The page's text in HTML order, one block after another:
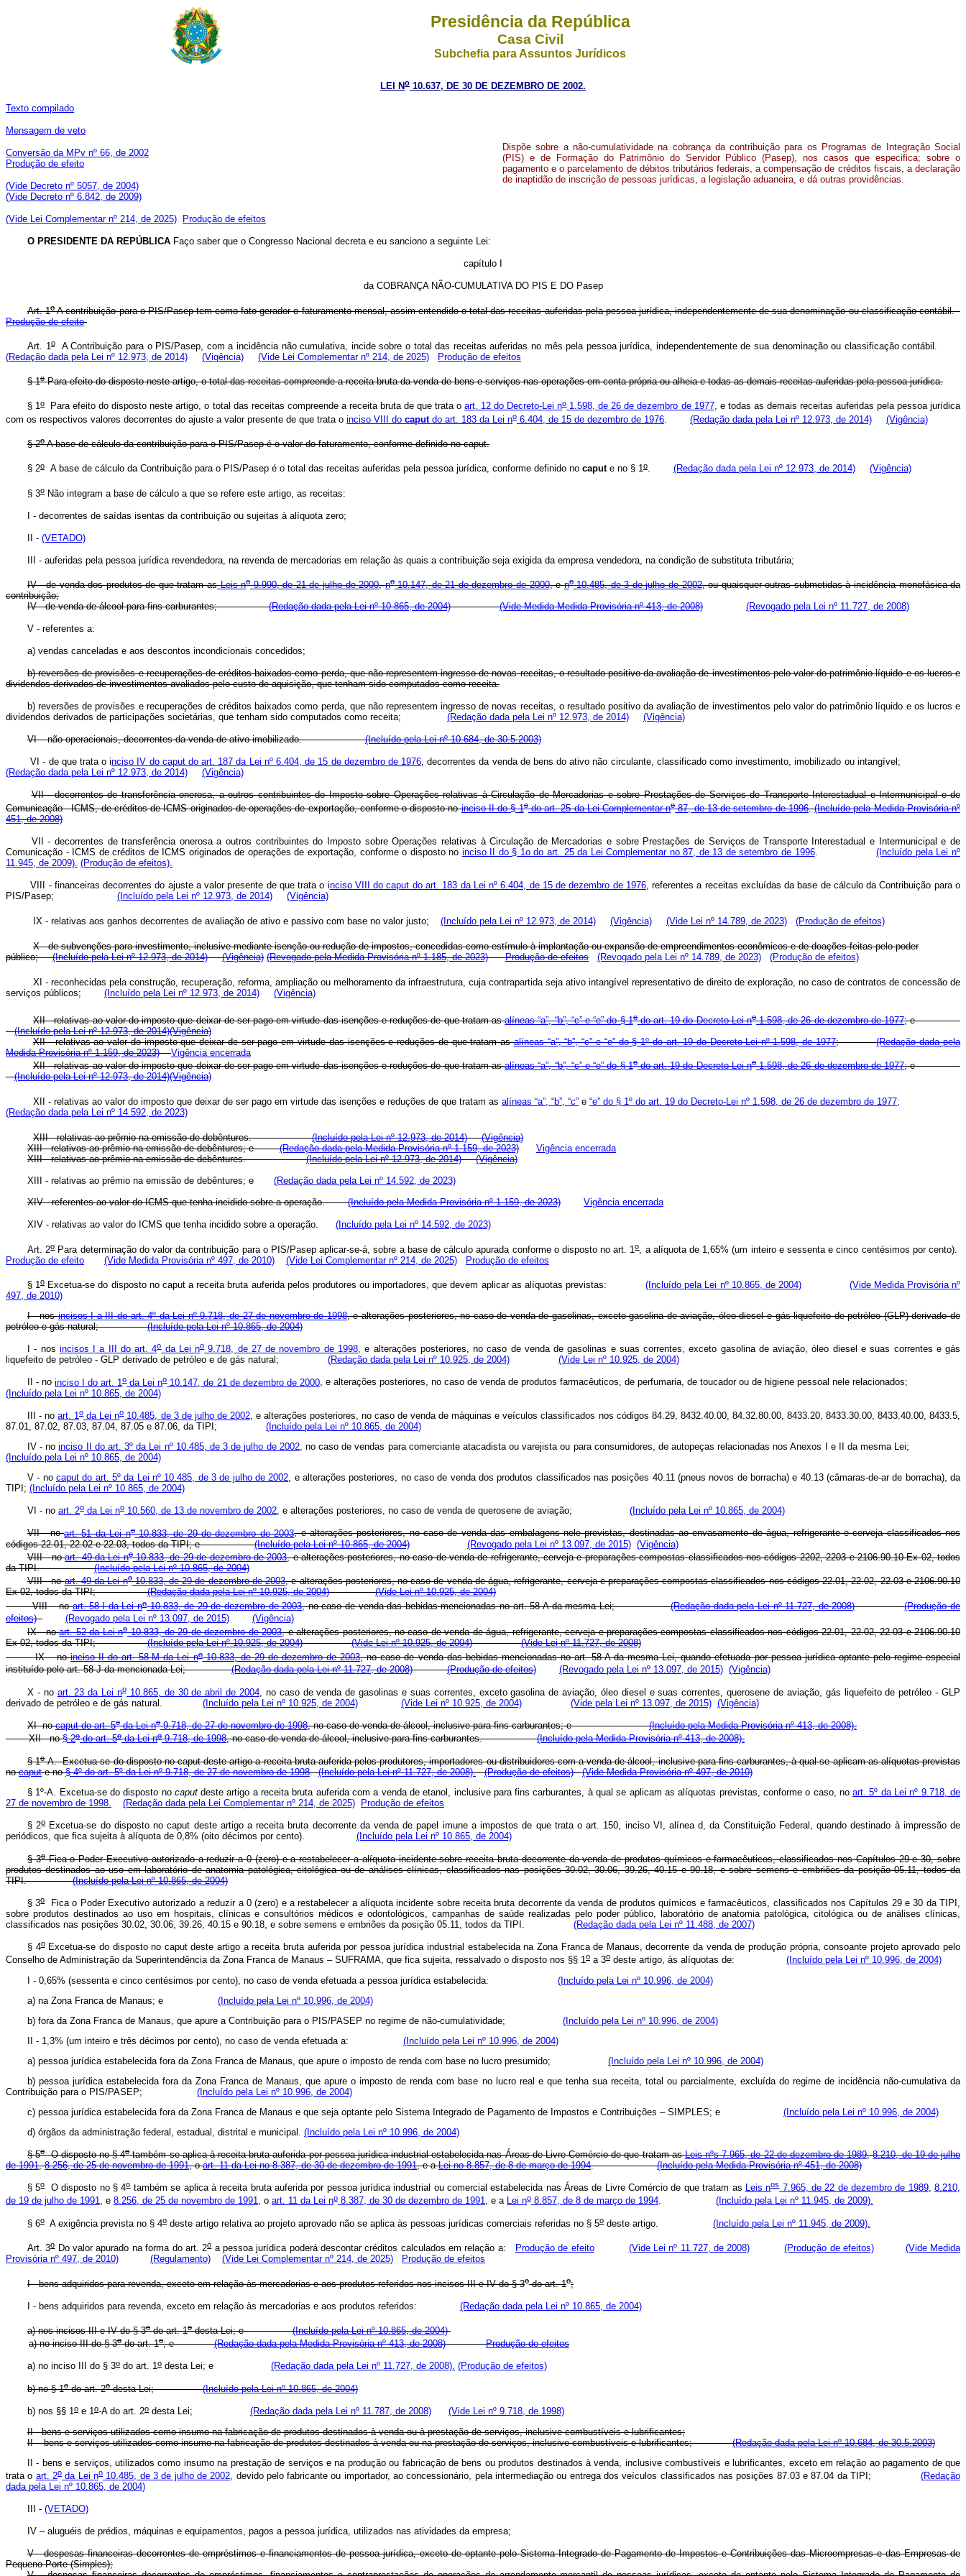
Presidência da República
Casa Civil
Subchefia para Assuntos Jurídicos
LEI No 10.637, DE 30 DE DEZEMBRO DE 2002.
Texto compilado
Mensagem de veto
Conversão da MPv nº 66, de 2002
Produção de efeito
(Vide Decreto nº 5057, de 2004)
(Vide Decreto nº 6.842, de 2009)
(Vide Lei Complementar nº 214, de 2025) Produção de efeitos
Dispõe sobre a não-cumulatividade na cobrança da contribuição para os Programas de Integração Social
(PIS) e de Formação do Patrimônio do Servidor Público (Pasep), nos casos que especifica; sobre o
pagamento e o parcelamento de débitos tributários federais, a compensação de créditos fiscais, a declaração
de inaptidão de inscrição de pessoas jurídicas, a legislação aduaneira, e dá outras providências.
O PRESIDENTE DA REPÚBLICA Faço saber que o Congresso Nacional decreta e eu sanciono a seguinte Lei:
capítulo I
da COBRANÇA NÃO-CUMULATIVA DO PIS E DO Pasep
Art. 1oA contribuição para o PIS/Pasep tem como fato gerador o faturamento mensal, assim entendido o total das receitas auferidas pela pessoa jurídica, independentemente de sua denominação ou classificação contábil.
Produção de efeito
Art. 1oA Contribuição para o PIS/Pasep, com a incidência não cumulativa, incide sobre o total das receitas auferidas no mês pela pessoa jurídica, independentemente de sua denominação ou classificação contábil.
(Redação dada pela Lei nº 12.973, de 2014)
(Vigência) (Vide Lei Complementar nº 214, de 2025) Produção de efeitos
§ 1oPara efeito do disposto neste artigo, o total das receitas compreende a receita bruta da venda de bens e serviços nas operações em conta própria ou alheia e todas as demais receitas auferidas pela pessoa jurídica.
§ 1o Para efeito do disposto neste artigo, o total das receitas compreende a receita bruta de que trata oart. 12 do Decreto-Lei no1.598, de 26 de dezembro de 1977, e todas as demais receitas auferidas pela pessoa jurídica
com os respectivos valores decorrentes do ajuste a valor presente de que trata o inciso VIII do caputdo art. 183 da Lei no 6.404, de 15 de dezembro de 1976. (Redação dada pela Lei nº 12.973, de 2014) (Vigência)
§ 2oA base de cálculo da contribuição para o PIS/Pasep é o valor do faturamento, conforme definido no caput.
§ 2o A base de cálculo da Contribuição para o PIS/Pasep é o total das receitas auferidas pela pessoa jurídica, conforme definido no capute no § 1o. (Redação dada pela Lei nº 12.973, de 2014) (Vigência)
§ 3o Não integram a base de cálculo a que se refere este artigo, as receitas:
I - decorrentes de saídas isentas da contribuição ou sujeitas à alíquota zero;
II - (VETADO)
III - auferidas pela pessoa jurídica revendedora, na revenda de mercadorias em relação às quais a contribuição seja exigida da empresa vendedora, na condição de substituta tributária;
IV - de venda dos produtos de que tratam asLeis no9.990, de 21 de julho de 2000,no10.147, de 21 de dezembro de 2000, eno10.485, de 3 de julho de 2002, ou quaisquer outras submetidas à incidência monofásica da
contribuição;
IV - de venda de álcool para fins carburantes;(Redação dada pela Lei nº 10.865, de 2004) (Vide Medida Medida Provisória nº 413, de 2008) (Revogado pela Lei nº 11.727, de 2008)
V - referentes a:
a) vendas canceladas e aos descontos incondicionais concedidos;
b) reversões de provisões e recuperações de créditos baixados como perda, que não representem ingresso de novas receitas, o resultado positivo da avaliação de investimentos pelo valor do patrimônio líquido e os lucros e
dividendos derivados de investimentos avaliados pelo custo de aquisição, que tenham sido computados como receita.
b) reversões de provisões e recuperações de créditos baixados como perda, que não representem ingresso de novas receitas, o resultado positivo da avaliação de investimentos pelo valor do patrimônio líquido e os lucros e
dividendos derivados de participações societárias, que tenham sido computados como receita; (Redação dada pela Lei nº 12.973, de 2014) (Vigência)
VI – não operacionais, decorrentes da venda de ativo imobilizado.(Incluído pela Lei nº 10.684, de 30.5.2003)
VI - de que trata o inciso IV do caput do art. 187 da Lei nº 6.404, de 15 de dezembro de 1976, decorrentes da venda de bens do ativo não circulante, classificado como investimento, imobilizado ou intangível;
(Redação dada pela Lei nº 12.973, de 2014)
(Vigência)
VII - decorrentes de transferência onerosa, a outros contribuintes do Imposto sobre Operações relativas à Circulação de Mercadorias e sobre Prestações de Serviços de Transporte Interestadual e Intermunicipal e de
Comunicação - ICMS, de créditos de ICMS originados de operações de exportação, conforme o disposto noinciso II do § 1odo art. 25 da Lei Complementar no87, de 13 de setembro de 1996.(Incluído pela Medida Provisória nº
451, de 2008)
VII - decorrentes de transferência onerosa a outros contribuintes do Imposto sobre Operações relativas à Circulação de Mercadorias e sobre Prestações de Serviços de Transporte Interestadual e Intermunicipal e de
Comunicação - ICMS de créditos de ICMS originados de operações de exportação, conforme o disposto no inciso II do § 1o do art. 25 da Lei Complementar no 87, de 13 de setembro de 1996.(Incluído pela Lei nº
11.945, de 2009). (Produção de efeitos).
VIII - financeiras decorrentes do ajuste a valor presente de que trata o inciso VIII do caput do art. 183 da Lei nº 6.404, de 15 de dezembro de 1976, referentes a receitas excluídas da base de cálculo da Contribuição para o
PIS/Pasep; (Incluído pela Lei nº 12.973, de 2014) (Vigência)
IX - relativas aos ganhos decorrentes de avaliação de ativo e passivo com base no valor justo; (Incluído pela Lei nº 12.973, de 2014) (Vigência) (Vide Lei nº 14.789, de 2023) (Produção de efeitos)
X - de subvenções para investimento, inclusive mediante isenção ou redução de impostos, concedidas como estímulo à implantação ou expansão de empreendimentos econômicos e de doações feitas pelo poder
público;(Incluído pela Lei nº 12.973, de 2014) (Vigência) (Revogado pela Medida Provisória nº 1.185, de 2023) Produção de efeitos (Revogado pela Lei nº 14.789, de 2023) (Produção de efeitos)
XI - reconhecidas pela construção, recuperação, reforma, ampliação ou melhoramento da infraestrutura, cuja contrapartida seja ativo intangível representativo de direito de exploração, no caso de contratos de concessão de
serviços públicos; (Incluído pela Lei nº 12.973, de 2014) (Vigência)
XII - relativas ao valor do imposto que deixar de ser pago em virtude das isenções e reduções de que tratam asalíneas “a”, “b”, “c” e “e” do § 1odo art. 19 do Decreto-Lei no1.598, de 26 de dezembro de 1977; e
(Incluído pela Lei nº 12.973, de 2014)(Vigência)
XII - relativas ao valor do imposto que deixar de ser pago em virtude das isenções e reduções de que tratam asalíneas “a”, “b”, “c” e “e” do § 1º do art. 19 do Decreto-Lei nº 1.598, de 1977;(Redação dada pela
Medida Provisória nº 1.159, de 2023)
Vigência encerrada
XII - relativas ao valor do imposto que deixar de ser pago em virtude das isenções e reduções de que tratam asalíneas “a”, “b”, “c” e “e” do § 1odo art. 19 do Decreto-Lei no1.598, de 26 de dezembro de 1977; e
(Incluído pela Lei nº 12.973, de 2014)(Vigência)
XII - relativas ao valor do imposto que deixar de ser pago em virtude das isenções e reduções de que tratam as alíneas “a”, “b”, “c” e “e” do § 1º do art. 19 do Decreto-Lei nº 1.598, de 26 de dezembro de 1977;
(Redação dada pela Lei nº 14.592, de 2023)
XIII - relativas ao prêmio na emissão de debêntures.(Incluído pela Lei nº 12.973, de 2014)
(Vigência)
XIII - relativas ao prêmio na emissão de debêntures; e(Redação dada pela Medida Provisória nº 1.159, de 2023)
Vigência encerrada
XIII - relativas ao prêmio na emissão de debêntures.(Incluído pela Lei nº 12.973, de 2014)
(Vigência)
XIII - relativas ao prêmio na emissão de debêntures; e (Redação dada pela Lei nº 14.592, de 2023)
XIV - referentes ao valor do ICMS que tenha incidido sobre a operação.(Incluído pela Medida Provisória nº 1.159, de 2023) Vigência encerrada
XIV - relativas ao valor do ICMS que tenha incidido sobre a operação. (Incluído pela Lei nº 14.592, de 2023)
Art. 2oPara determinação do valor da contribuição para o PIS/Pasep aplicar-se-á, sobre a base de cálculo apurada conforme o disposto no art. 1o, a alíquota de 1,65% (um inteiro e sessenta e cinco centésimos por cento).
Produção de efeito
(Vide Medida Provisória nº 497, de 2010) (Vide Lei Complementar nº 214, de 2025) Produção de efeitos
§ 1oExcetua-se do disposto no caput a receita bruta auferida pelos produtores ou importadores, que devem aplicar as alíquotas previstas:(Incluído pela Lei nº 10.865, de 2004)
(Vide Medida Provisória nº
497, de 2010)
I - nosincisos I a III do art. 4º da Lei nº 9.718, de 27 de novembro de 1998, e alterações posteriores, no caso de venda de gasolinas, exceto gasolina de aviação, óleo diesel e gás liquefeito de petróleo (GLP) derivado de
petróleo e gás natural;(Incluído pela Lei nº 10.865, de 2004)
I - nos incisos I a III do art. 4oda Lei no9.718, de 27 de novembro de 1998, e alterações posteriores, no caso de venda de gasolinas e suas correntes, exceto gasolina de aviação, óleo diesel e suas correntes e gás
liquefeito de petróleo - GLP derivado de petróleo e de gás natural; (Redação dada pela Lei nº 10.925, de 2004) (Vide Lei nº 10.925, de 2004)
II - noinciso I do art. 1oda Lei no10.147, de 21 de dezembro de 2000, e alterações posteriores, no caso de venda de produtos farmacêuticos, de perfumaria, de toucador ou de higiene pessoal nele relacionados;
(Incluído pela Lei nº 10.865, de 2004)
III - noart. 1oda Lei no10.485, de 3 de julho de 2002, e alterações posteriores, no caso de venda de máquinas e veículos classificados nos códigos 84.29, 8432.40.00, 84.32.80.00, 8433.20, 8433.30.00, 8433.40.00, 8433.5,
87.01, 87.02, 87.03, 87.04, 87.05 e 87.06, da TIPI; (Incluído pela Lei nº 10.865, de 2004)
IV - noinciso II do art. 3º da Lei nº 10.485, de 3 de julho de 2002, no caso de vendas para comerciante atacadista ou varejista ou para consumidores, de autopeças relacionadas nos Anexos I e II da mesma Lei;
(Incluído pela Lei nº 10.865, de 2004)
V - no caput do art. 5º da Lei nº 10.485, de 3 de julho de 2002, e alterações posteriores, no caso de venda dos produtos classificados nas posições 40.11 (pneus novos de borracha) e 40.13 (câmaras-de-ar de borracha), da
TIPI; (Incluído pela Lei nº 10.865, de 2004)
VI - no art. 2o da Lei no 10.560, de 13 de novembro de 2002, e alterações posteriores, no caso de venda de querosene de aviação; (Incluído pela Lei nº 10.865, de 2004)
VII - noart. 51 da Lei no10.833, de 29 de dezembro de 2003, e alterações posteriores, no caso de venda das embalagens nele previstas, destinadas ao envasamento de água, refrigerante e cerveja classificados nos
códigos 22.01, 22.02 e 22.03, todos da TIPI; e(Incluído pela Lei nº 10.865, de 2004) (Revogado pela Lei nº 13.097, de 2015) (Vigência)
VIII - noart. 49 da Lei no10.833, de 29 de dezembro de 2003, e alterações posteriores, no caso de venda de refrigerante, cerveja e preparações compostas classificados nos códigos 2202, 2203 e 2106.90.10 Ex 02, todos
da TIPI.(Incluído pela Lei nº 10.865, de 2004)
VIII - noart. 49 da Lei no10.833, de 29 de dezembro de 2003, e alterações posteriores, no caso de venda de água, refrigerante, cerveja e preparações compostas classificados nos códigos 22.01, 22.02, 22.03 e 2106.90.10
Ex 02, todos da TIPI;(Redação dada pela Lei nº 10.925, de 2004)
(Vide Lei nº 10.925, de 2004)
VIII – noart. 58-I da Lei no10.833, de 29 de dezembro de 2003, no caso de venda das bebidas mencionadas no art. 58-A da mesma Lei;(Redação dada pela Lei nº 11.727, de 2008)
(Produção de
efeitos)
(Revogado pela Lei nº 13.097, de 2015)
(Vigência)
IX - noart. 52 da Lei no10.833, de 29 de dezembro de 2003, e alterações posteriores, no caso de venda de água, refrigerante, cerveja e preparações compostas classificados nos códigos 22.01, 22.02, 22.03 e 2106.90.10
Ex 02, todos da TIPI;(Incluído pela Lei nº 10.925, de 2004) (Vide Lei nº 10.925, de 2004)
(Vide Lei nº 11.727, de 2008)
IX – noinciso II do art. 58-M da Lei no10.833, de 29 de dezembro de 2003, no caso de venda das bebidas mencionadas no art. 58-A da mesma Lei, quando efetuada por pessoa jurídica optante pelo regime especial
instituído pelo art. 58-J da mencionada Lei;(Redação dada pela Lei nº 11.727, de 2008) (Produção de efeitos) (Revogado pela Lei nº 13.097, de 2015) (Vigência)
X - no art. 23 da Lei no10.865, de 30 de abril de 2004, no caso de venda de gasolinas e suas correntes, exceto gasolina de aviação, óleo diesel e suas correntes, querosene de aviação, gás liquefeito de petróleo - GLP
derivado de petróleo e de gás natural. (Incluído pela Lei nº 10.925, de 2004) (Vide Lei nº 10.925, de 2004) (Vide pela Lei nº 13.097, de 2015) (Vigência)
XInocaput do art. 5oda Lei no9.718, de 27 de novembro de 1998, no caso de venda de álcool, inclusive para fins carburantes; e(Incluído pela Medida Provisória nº 413, de 2008).
XII - no§ 2odo art. 5oda Lei no9.718, de 1998, no caso de venda de álcool, inclusive para fins carburantes.(Incluído pela Medida Provisória nº 413, de 2008).
§ 1o-A. Excetua-se do disposto no caput deste artigo a receita bruta auferida pelos produtores, importadores ou distribuidores com a venda de álcool, inclusive para fins carburantes, à qual se aplicam as alíquotas previstas
nocapute no§ 4º do art. 5º da Lei nº 9.718, de 27 de novembro de 1998.(Incluído pela Lei nº 11.727, de 2008). (Produção de efeitos)
(Vide Medida Provisória nº 497, de 2010)
§ 1º-A. Excetua-se do disposto no caput deste artigo a receita bruta auferida com a venda de etanol, inclusive para fins carburantes, à qual se aplicam as alíquotas previstas, conforme o caso, noart. 5º da Lei nº 9.718, de
27 de novembro de 1998.
(Redação dada pela Lei Complementar nº 214, de 2025) Produção de efeitos
§ 2oExcetua-se do disposto no caput deste artigo a receita bruta decorrente da venda de papel imune a impostos de que trata o art. 150, inciso VI, alínea d, da Constituição Federal, quando destinado à impressão de
periódicos, que fica sujeita à alíquota de 0,8% (oito décimos por cento). (Incluído pela Lei nº 10.865, de 2004)
§ 3oFica o Poder Executivo autorizado a reduzir a 0 (zero) e a restabelecer a alíquota incidente sobre receita bruta decorrente da venda de produtos químicos e farmacêuticos, classificados nos Capítulos 29 e 30, sobre
produtos destinados ao uso em laboratório de anatomia patológica, citológica ou de análises clínicas, classificados nas posições 30.02, 30.06, 39.26, 40.15 e 90.18, e sobre semens e embriões da posição 05.11, todos da
TIPI.(Incluído pela Lei nº 10.865, de 2004)
§ 3oFica o Poder Executivo autorizado a reduzir a 0 (zero) e a restabelecer a alíquota incidente sobre receita bruta decorrente da venda de produtos químicos e farmacêuticos, classificados nos Capítulos 29 e 30 da TIPI,
sobre produtos destinados ao uso em hospitais, clínicas e consultórios médicos e odontológicos, campanhas de saúde realizadas pelo poder público, laboratório de anatomia patológica, citológica ou de análises clínicas,
classificados nas posições 30.02, 30.06, 39.26, 40.15 e 90.18, e sobre semens e embriões da posição 05.11, todos da TIPI. (Redação dada pela Lei nº 11.488, de 2007)
§ 4oExcetua-se do disposto no caput deste artigo a receita bruta auferida por pessoa jurídica industrial estabelecida na Zona Franca de Manaus, decorrente da venda de produção própria, consoante projeto aprovado pelo
Conselho de Administração da Superintendência da Zona Franca de Manaus – SUFRAMA, que fica sujeita, ressalvado o disposto nos §§ 1o a 3o deste artigo, às alíquotas de: (Incluído pela Lei nº 10.996, de 2004)
I - 0,65% (sessenta e cinco centésimos por cento), no caso de venda efetuada a pessoa jurídica estabelecida: (Incluído pela Lei nº 10.996, de 2004)
a) na Zona Franca de Manaus; e (Incluído pela Lei nº 10.996, de 2004)
b) fora da Zona Franca de Manaus, que apure a Contribuição para o PIS/PASEP no regime de não-cumulatividade; (Incluído pela Lei nº 10.996, de 2004)
II - 1,3% (um inteiro e três décimos por cento), no caso de venda efetuada a: (Incluído pela Lei nº 10.996, de 2004)
a) pessoa jurídica estabelecida fora da Zona Franca de Manaus, que apure o imposto de renda com base no lucro presumido; (Incluído pela Lei nº 10.996, de 2004)
b) pessoa jurídica estabelecida fora da Zona Franca de Manaus, que apure o imposto de renda com base no lucro real e que tenha sua receita, total ou parcialmente, excluída do regime de incidência não-cumulativa da
Contribuição para o PIS/PASEP; (Incluído pela Lei nº 10.996, de 2004)
c) pessoa jurídica estabelecida fora da Zona Franca de Manaus e que seja optante pelo Sistema Integrado de Pagamento de Impostos e Contribuições – SIMPLES; e (Incluído pela Lei nº 10.996, de 2004)
d) órgãos da administração federal, estadual, distrital e municipal. (Incluído pela Lei nº 10.996, de 2004)
§ 5oO disposto no § 4otambém se aplica à receita bruta auferida por pessoa jurídica industrial estabelecida nas Áreas de Livre Comércio de que tratam asLeis nºs 7.965, de 22 de dezembro de 1989,8.210, de 19 de julho
de 1991,8.256, de 25 de novembro de 1991, oart. 11 da Lei no 8.387, de 30 de dezembro de 1991, e aLei no 8.857, de 8 de março de 1994.(Incluído pela Medida Provisória nº 451, de 2008)
§ 5oO disposto no § 4otambém se aplica à receita bruta auferida por pessoa jurídica industrial ou comercial estabelecida nas Áreas de Livre Comércio de que tratam as Leis nos7.965, de 22 de dezembro de 1989,8.210,
de 19 de julho de 1991, e 8.256, de 25 de novembro de 1991, o art. 11 da Lei no 8.387, de 30 de dezembro de 1991, e a Lei no 8.857, de 8 de março de 1994. (Incluído pela Lei nº 11.945, de 2009).
§ 6o A exigência prevista no § 4o deste artigo relativa ao projeto aprovado não se aplica às pessoas jurídicas comerciais referidas no § 5o deste artigo. (Incluído pela Lei nº 11.945, de 2009).
Art. 3oDo valor apurado na forma do art. 2oa pessoa jurídica poderá descontar créditos calculados em relação a: Produção de efeito (Vide Lei nº 11.727, de 2008) (Produção de efeitos)
(Vide Medida
Provisória nº 497, de 2010)
(Regulamento) (Vide Lei Complementar nº 214, de 2025) Produção de efeitos
I - bens adquiridos para revenda, exceto em relação às mercadorias e aos produtos referidos nos incisos III e IV do § 3odo art. 1o;
I - bens adquiridos para revenda, exceto em relação às mercadorias e aos produtos referidos: (Redação dada pela Lei nº 10.865, de 2004)
a) nos incisos III e IV do § 3odo art. 1odesta Lei; e(Incluído pela Lei nº 10.865, de 2004)
a)no inciso III do § 3odo art. 1o; e(Redação dada pela Medida Provisória nº 413, de 2008) Produção de efeitos
a) no inciso III do § 3o do art. 1o desta Lei; e (Redação dada pela Lei nº 11.727, de 2008). (Produção de efeitos)
b) no § 1odo art. 2odesta Lei;(Incluído pela Lei nº 10.865, de 2004)
b) nos §§ 1o e 1o-A do art. 2o desta Lei; (Redação dada pela Lei nº 11.787, de 2008)
(Vide Lei nº 9.718, de 1998)
II - bens e serviços utilizados como insumo na fabricação de produtos destinados à venda ou à prestação de serviços, inclusive combustíveis e lubrificantes;
II – bens e serviços utilizados como insumo na fabricação de produtos destinados à venda ou na prestação de serviços, inclusive combustíveis e lubrificantes;(Redação dada pela Lei nº 10.684, de 30.5.2003)
II - bens e serviços, utilizados como insumo na prestação de serviços e na produção ou fabricação de bens ou produtos destinados à venda, inclusive combustíveis e lubrificantes, exceto em relação ao pagamento de que
trata o art. 2oda Lei no10.485, de 3 de julho de 2002 , devido pelo fabricante ou importador, ao concessionário, pela intermediação ou entrega dos veículos classificados nas posições 87.03 e 87.04 da TIPI;(Redação
dada pela Lei nº 10.865, de 2004)
III - (VETADO)
IV – aluguéis de prédios, máquinas e equipamentos, pagos a pessoa jurídica, utilizados nas atividades da empresa;
V - despesas financeiras decorrentes de empréstimos e financiamentos de pessoa jurídica, exceto de optante pelo Sistema Integrado de Pagamento de Impostos e Contribuições das Microempresas e das Empresas de
Pequeno Porte (Simples);